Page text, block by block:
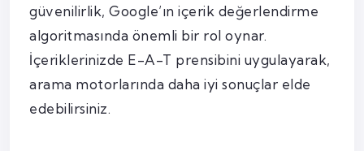
güvenilirlik, Google’ın içerik değerlendirme
algoritmasında önemli bir rol oynar.
İçeriklerinizde E-A-T prensibini uygulayarak,
arama motorlarında daha iyi sonuçlar elde
edebilirsiniz.